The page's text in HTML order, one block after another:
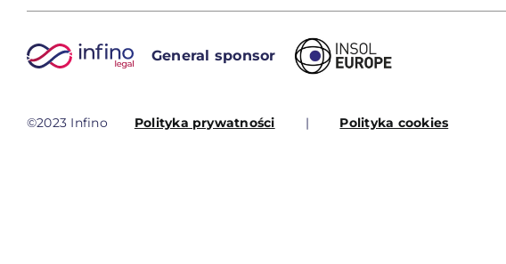
General sponsor
©2023 Infino Polityka prywatności | Polityka cookies